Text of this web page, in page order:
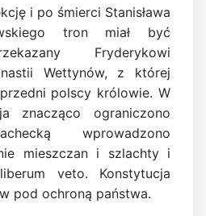
i po śmierci Stanisława
tron miał być
Fryderykowi
Wettynów, z której
polscy królowie. W
znacząco ograniczono
wprowadzono
mieszczan i szlachty i
veto. Konstytucja
pod ochroną państwa.